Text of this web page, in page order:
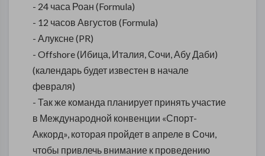
- 24 часа Роан (Formula)
- 12 часов Августов (Formula)
- Алуксне (PR)
- Offshore (Ибица, Италия, Сочи, Абу Даби)
(календарь будет известен в начале
февраля)
- Так же команда планирует принять участие
в Международной конвенции «Спорт-
Аккорд», которая пройдет в апреле в Сочи,
чтобы привлечь внимание к проведению